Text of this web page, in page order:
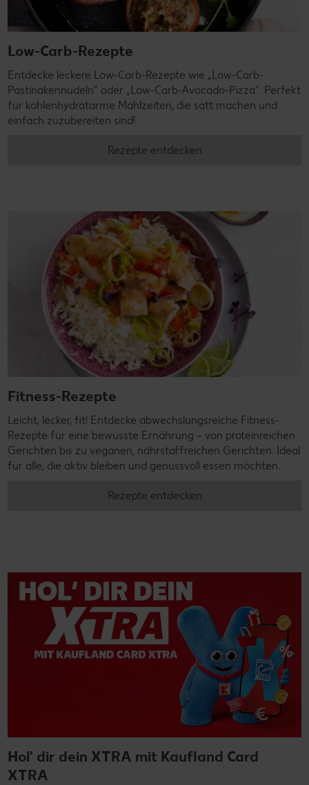
Low-Carb-Rezepte
Entdecke leckere Low-Carb-Rezepte wie „Low-Carb-
Pastinakennudeln" oder „Low-Carb-Avocado-Pizza". Perfekt
für kohlenhydratarme Mahlzeiten, die satt machen und
einfach zuzubereiten sind!
Rezepte entdecken
Fitness-Rezepte
Leicht, lecker, fit! Entdecke abwechslungsreiche Fitness-
Rezepte für eine bewusste Ernährung – von proteinreichen
Gerichten bis zu veganen, nährstoffreichen Gerichten. Ideal
für alle, die aktiv bleiben und genussvoll essen möchten.
Rezepte entdecken
Hol' dir dein XTRA mit Kaufland Card
XTRA